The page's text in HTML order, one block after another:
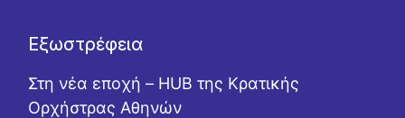
Εξωστρέφεια
Στη νέα εποχή – HUB της Κρατικής
Ορχήστρας Αθηνών